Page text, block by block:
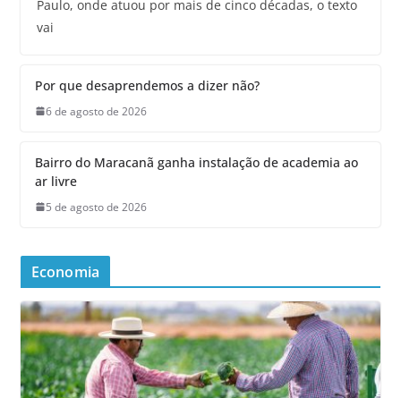
Paulo, onde atuou por mais de cinco décadas, o texto
vai
Por que desaprendemos a dizer não?
6 de agosto de 2026
Bairro do Maracanã ganha instalação de academia ao
ar livre
5 de agosto de 2026
Economia